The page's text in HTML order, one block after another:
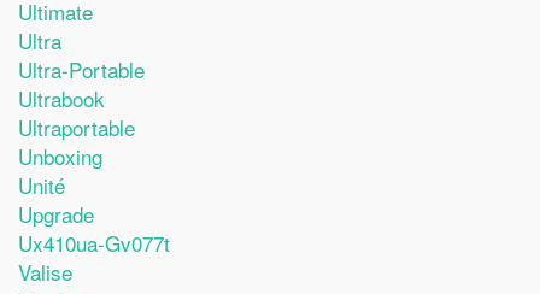
Ultimate
Ultra
Ultra-Portable
Ultrabook
Ultraportable
Unboxing
Unité
Upgrade
Ux410ua-Gv077t
Valise